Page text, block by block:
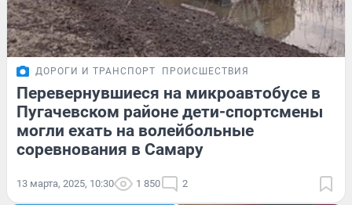
ДОРОГИ И ТРАНСПОРТ ПРОИСШЕСТВИЯ
Перевернувшиеся на микроавтобусе в
Пугачевском районе дети-спортсмены
могли ехать на волейбольные
соревнования в Самару
13 марта, 2025, 10:30 1 850 2